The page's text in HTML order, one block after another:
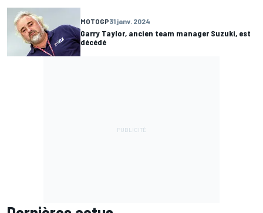
MOTOGP31 janv. 2024
Garry Taylor, ancien team manager Suzuki, est
décédé